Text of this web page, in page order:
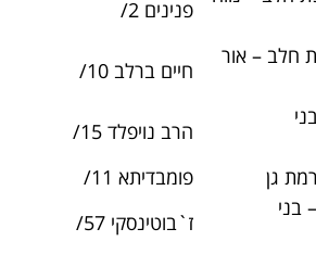
03-7350400
03-5709720
03-6742521
57/
03-6183470